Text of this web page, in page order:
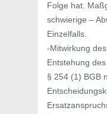
Folge hat.
schwierige –
Einzelfalls.
-Mitwirkung
Entstehung
§ 254 (1) BGB